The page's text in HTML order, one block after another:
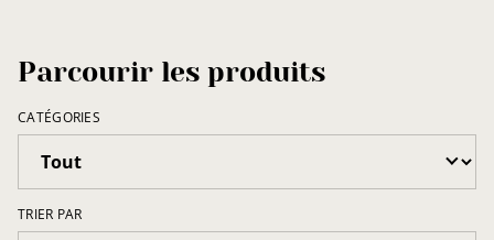
Parcourir les produits
CATÉGORIES
TRIER PAR